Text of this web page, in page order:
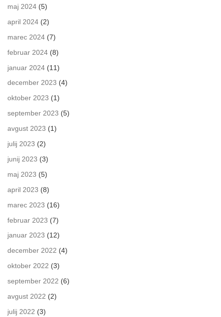
maj 2024 (5)
april 2024 (2)
marec 2024 (7)
februar 2024 (8)
januar 2024 (11)
december 2023 (4)
oktober 2023 (1)
september 2023 (5)
avgust 2023 (1)
julij 2023 (2)
junij 2023 (3)
maj 2023 (5)
april 2023 (8)
marec 2023 (16)
februar 2023 (7)
januar 2023 (12)
december 2022 (4)
oktober 2022 (3)
september 2022 (6)
avgust 2022 (2)
julij 2022 (3)